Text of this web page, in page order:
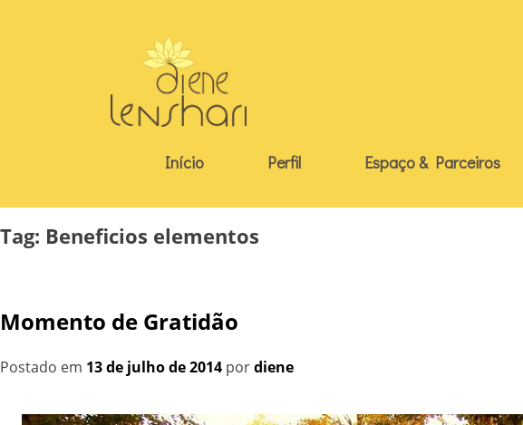
Início Perfil Espaço & Parceiros
Tag: Beneficios elementos
Momento de Gratidão
Postado em 13 de julho de 2014 pordiene